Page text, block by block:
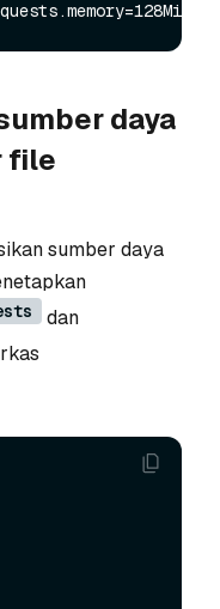
daya
file
sumber daya
dan